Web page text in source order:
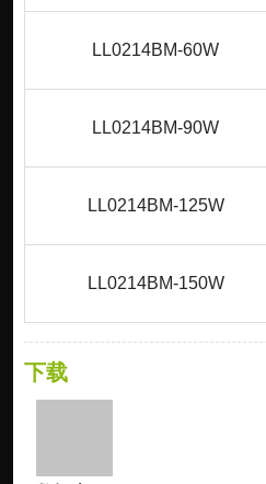
LL0214BM-60W
LL0214BM-90W
LL0214BM-125W
LL0214BM-150W
下载